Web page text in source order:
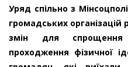
Уряд спільно з
громадських
змін для
проходження фізичної